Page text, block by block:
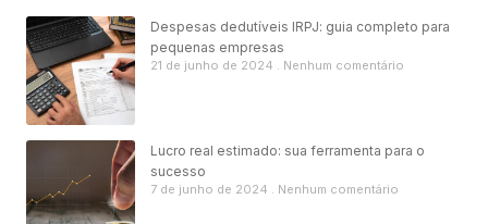
Despesas dedutíveis IRPJ: guia completo para
pequenas empresas
21 de junho de 2024 Nenhum comentário
Lucro real estimado: sua ferramenta para o
sucesso
7 de junho de 2024 Nenhum comentário